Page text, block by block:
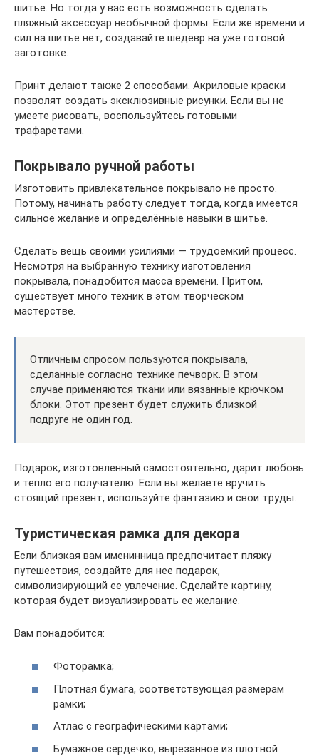
шитье. Но тогда у вас есть возможность сделать
пляжный аксессуар необычной формы. Если же времени и
сил на шитье нет, создавайте шедевр на уже готовой
заготовке.
Принт делают также 2 способами. Акриловые краски
позволят создать эксклюзивные рисунки. Если вы не
умеете рисовать, воспользуйтесь готовыми
трафаретами.
Покрывало ручной работы
Изготовить привлекательное покрывало не просто.
Потому, начинать работу следует тогда, когда имеется
сильное желание и определённые навыки в шитье.
Сделать вещь своими усилиями — трудоемкий процесс.
Несмотря на выбранную технику изготовления
покрывала, понадобится масса времени. Притом,
существует много техник в этом творческом
мастерстве.
Отличным спросом пользуются покрывала,
сделанные согласно технике печворк. В этом
случае применяются ткани или вязанные крючком
блоки. Этот презент будет служить близкой
подруге не один год.
Подарок, изготовленный самостоятельно, дарит любовь
и тепло его получателю. Если вы желаете вручить
стоящий презент, используйте фантазию и свои труды.
Туристическая рамка для декора
Если близкая вам именинница предпочитает пляжу
путешествия, создайте для нее подарок,
символизирующий ее увлечение. Сделайте картину,
которая будет визуализировать ее желание.
Вам понадобится:
Фоторамка;
Плотная бумага, соответствующая размерам
рамки;
Атлас с географическими картами;
Бумажное сердечко, вырезанное из плотной